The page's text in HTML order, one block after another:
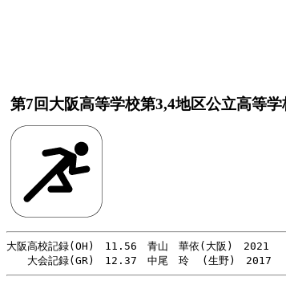
第7回大阪高等学校第3,4地区公立高等
大阪高校記録(OH)　11.56　青山　華依(大阪)　2021